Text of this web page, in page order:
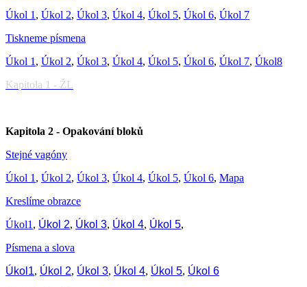
Úkol 1 , Úkol 2, Úkol 3, Úkol 4, Úkol 5, Úkol 6, Úkol 7
Tiskneme písmena
Úkol 1 , Úkol 2, Úkol 3, Úkol 4, Úkol 5, Úkol 6, Úkol 7, Úkol8
Kapitola 1 - ŽL
Kapitola 2 - Opakování bloků
Stejné vagóny
Úkol 1 , Úkol 2, Úkol 3, Úkol 4, Úkol 5, Úkol 6, Mapa
Kreslíme obrazce
Úkol1 , Úkol 2, Úkol 3, Úkol 4, Úkol 5,
Písmena a slova
Úkol1, Úkol 2, Úkol 3, Úkol 4, Úkol 5, Úkol 6